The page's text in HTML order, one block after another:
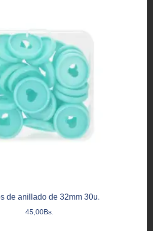
de anillado de 32mm 30u.
45,00Bs.